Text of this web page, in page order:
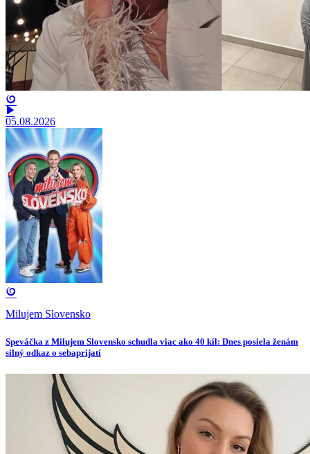
05.08.2026
Milujem Slovensko
Speváčka z Milujem Slovensko schudla viac ako 40 kíl: Dnes posiela ženám
silný odkaz o sebaprijatí